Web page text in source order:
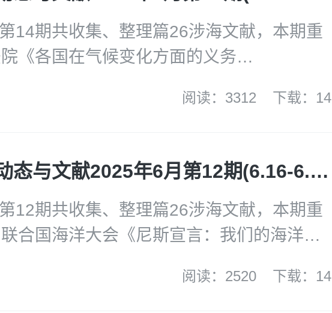
14期共收集、整理篇26涉海文献，本期重
《各国在气候变化方面的义务
则制定的进一步通知>》；法国政府《2025
坛《2025-2030年太平洋经济发展路线
洋保护协会《美国塑料报告》；美国科学
潜在环境影响》报告。
阅读：3312 下载：14
最新海洋动态与文献2025年6月第12期(6.16-6.30)
12期共收集、整理篇26涉海文献，本期重
合国海洋大会《尼斯宣言：我们的海洋、
家安全战略》；欧盟委员会《欧盟弃禁令执
阅读：2520 下载：14